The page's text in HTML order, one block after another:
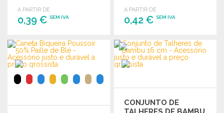
A PARTIR DE
0,39 € SEM IVA
ENCOMENDAR
Solicitar um orçamento
tamanho.
A PARTIR DE
0,42 €SEM IVA
ENCOMENDAR
Solicitar um orçamento
CONJUNTO DE